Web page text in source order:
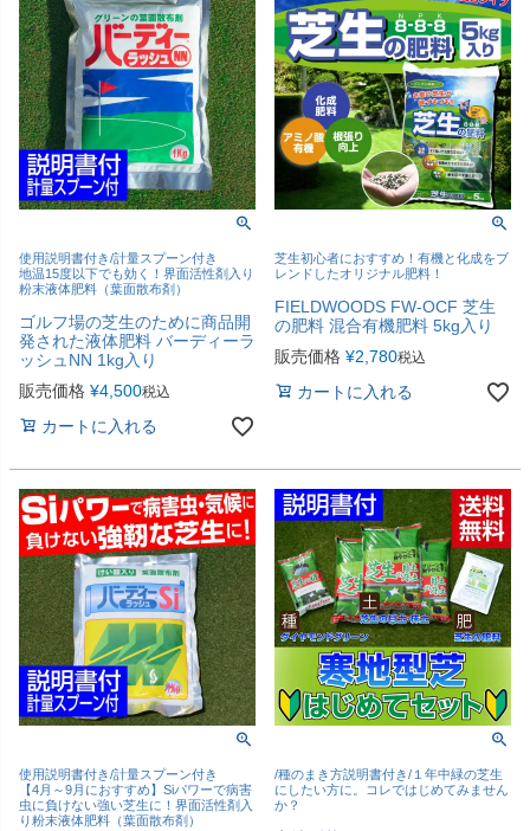
使用説明書付き/計量スプーン付き
地温15度以下でも効く！界面活性剤入り
粉末液体肥料（葉面散布剤）
ゴルフ場の芝生のために商品開
発された液体肥料 バーディーラ
ッシュNN 1kg入り
販売価格 ¥4,500税込
カートに入れる
芝生初心者におすすめ！有機と化成をブ
レンドしたオリジナル肥料！
FIELDWOODS FW-OCF 芝生
の肥料 混合有機肥料 5kg入り
販売価格 ¥2,780税込
カートに入れる
使用説明書付き/計量スプーン付き
【4月～9月におすすめ】Siパワーで病害
虫に負けない強い芝生に！界面活性剤入
り粉末液体肥料（葉面散布剤）
/種のまき方説明書付き/１年中緑の芝生
にしたい方に。コレではじめてみません
か？